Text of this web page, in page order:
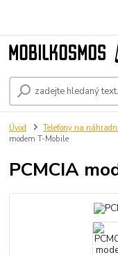
Úvod Telefony na
modem T-Mobile
PCMCIA